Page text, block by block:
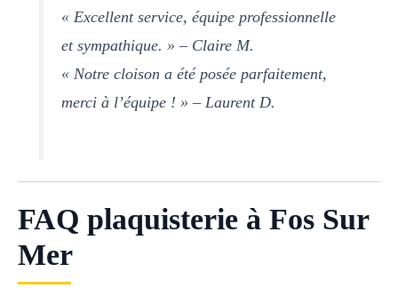
« Excellent service, équipe professionnelle
et sympathique. » – Claire M.
« Notre cloison a été posée parfaitement,
merci à l’équipe ! » – Laurent D.
FAQ plaquisterie à Fos Sur
Mer